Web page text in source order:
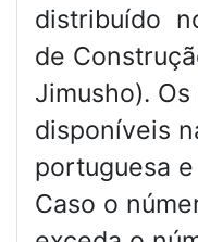
distribuído
de
Jimusho).
disponíveis
portuguesa
Caso o